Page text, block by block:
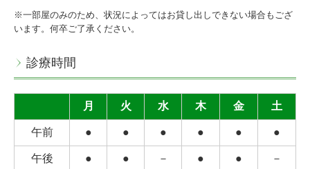
※一部屋のみのため、状況によってはお貸し出しできない場合もござ
います。何卒ご了承ください。
診療時間
月 火 水 木 金 土
午前 ● ● ● ● ● ●
午後 ● ● － ● ● －